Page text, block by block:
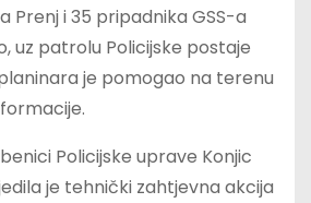
Prenj i 35 pripadnika GSS-a
uz patrolu Policijske postaje
je pomogao na terenu
Policijske uprave Konjic
je tehnički zahtjevna akcija